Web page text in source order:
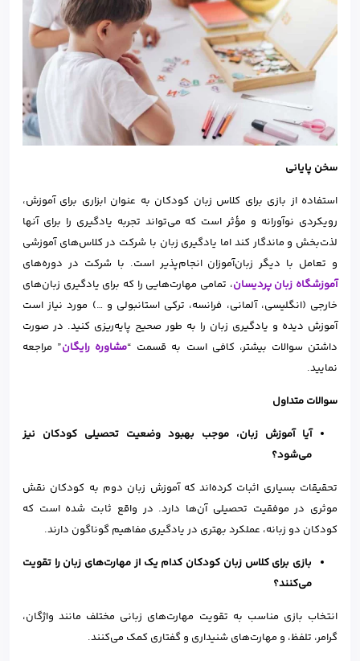
سخن پایانی
استفاده از بازی برای کلاس زبان کودکان به عنوان ابزاری برای آموزش،
رویکردی نوآورانه و مؤثر است که می‌تواند تجربه یادگیری را برای آنها
لذت‌بخش و ماندگار کند اما یادگیری زبان با شرکت در کلاس‌های آموزشی
و تعامل با دیگر زبان‌آموزان انجام‌پذیر است. با شرکت در دوره‌های
آموزشگاه زبان پردیسان، تمامی مهارت‌هایی را که برای یادگیری زبان‌های
خارجی (انگلیسی، آلمانی، فرانسه، ترکی استانبولی و …) مورد نیاز است
آموزش دیده و یادگیری زبان را به طور صحیح پایه‌ریزی کنید. در صورت
داشتن سوالات بیشتر، کافی است به قسمت “مشاوره رایگان” مراجعه
نمایید.
سوالات متداول
آیا آموزش زبان، موجب بهبود وضعیت تحصیلی کودکان نیز
می‌شود؟
تحقیقات بسیاری اثبات کرده‌اند که آموزش زبان دوم به کودکان نقش
موثری در موفقیت تحصیلی آن‌ها دارد. در واقع ثابت شده‌ است که
کودکان دو زبانه، عملکرد بهتری در یادگیری مفاهیم گوناگون دارند.
بازی‌ برای کلاس زبان کودکان کدام یک از مهارت‌های زبان را تقویت
می‌کنند؟
انتخاب بازی مناسب به تقویت مهارت‌های زبانی مختلف مانند واژگان،
گرامر، تلفظ، و مهارت‌های شنیداری و گفتاری کمک می‌کنند.